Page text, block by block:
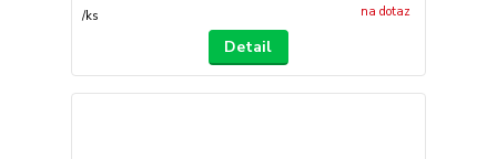
/ks na dotaz
Detail